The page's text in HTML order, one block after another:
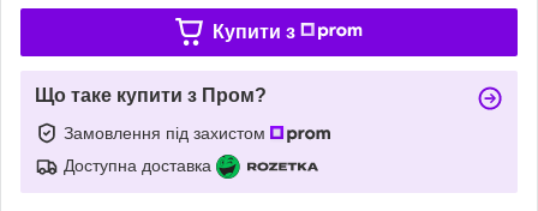
Купити з
Що таке купити з Пром?
Замовлення під захистом
Доступна доставка